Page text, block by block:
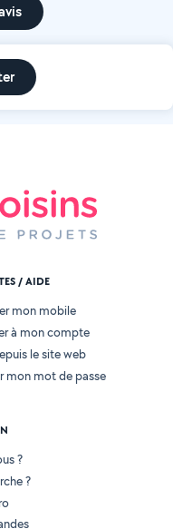
/ AIDE
mon mobile
à mon compte
le site web
mon mot de passe
?
?